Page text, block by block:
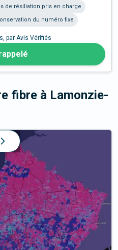
de résiliation pris en charge
du numéro fixe
par Avis Vérifiés
fibre à Lamonzie-